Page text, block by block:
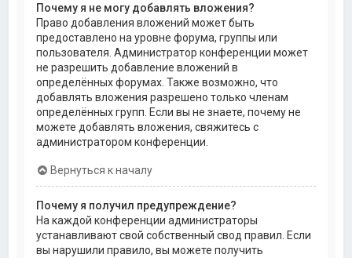
Почему я не могу добавлять вложения?
Право добавления вложений может быть
предоставлено на уровне форума, группы или
пользователя. Администратор конференции может
не разрешить добавление вложений в
определённых форумах. Также возможно, что
добавлять вложения разрешено только членам
определённых групп. Если вы не знаете, почему не
можете добавлять вложения, свяжитесь с
администратором конференции.
Вернуться к началу
Почему я получил предупреждение?
На каждой конференции администраторы
устанавливают свой собственный свод правил. Если
вы нарушили правило, вы можете получить